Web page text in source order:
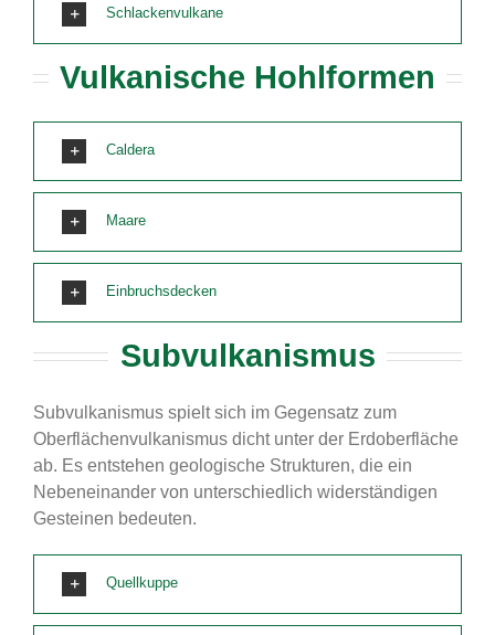
Schlackenvulkane
Vulkanische Hohlformen
Caldera
Maare
Einbruchsdecken
Subvulkanismus
Subvulkanismus spielt sich im Gegensatz zum
Oberflächenvulkanismus dicht unter der Erdoberfläche
ab. Es entstehen geologische Strukturen, die ein
Nebeneinander von unterschiedlich widerständigen
Gesteinen bedeuten.
Quellkuppe